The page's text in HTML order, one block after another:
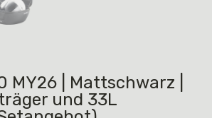
MY26 | Mattschwarz |
und 33L